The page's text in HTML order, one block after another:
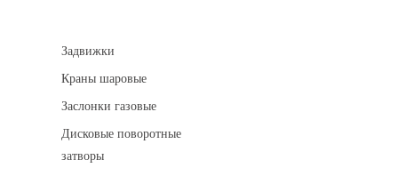
Задвижки
Краны шаровые
Заслонки газовые
Дисковые поворотные
затворы